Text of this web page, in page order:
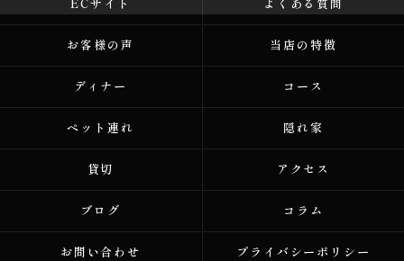
お客様の声 当店の特徴
ディナー コース
ペット連れ 隠れ家
貸切 アクセス
ブログ コラム
お問い合わせ プライバシーポリシー